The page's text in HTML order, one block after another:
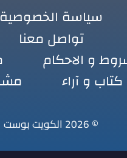
سياسة الخصوصية
تواصل معنا
و الاحكام
كتاب و آراء
© 2026 الكويت بوست